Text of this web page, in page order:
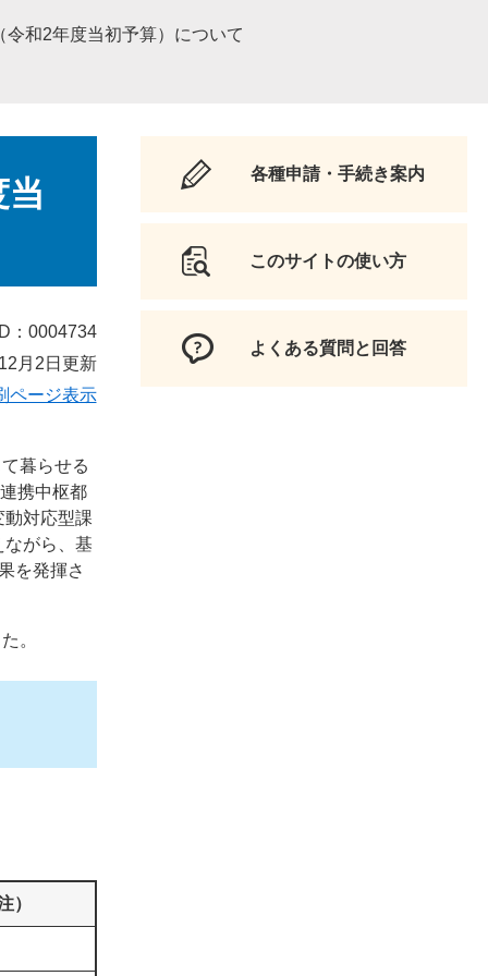
和2年度当初予算）について
：0004734
月2日更新
ページ表示
暮らせる
携中枢都
対応型課
がら、基
を発揮さ
。
）
各種申請・手続き案内
このサイトの使い方
よくある質問と回答